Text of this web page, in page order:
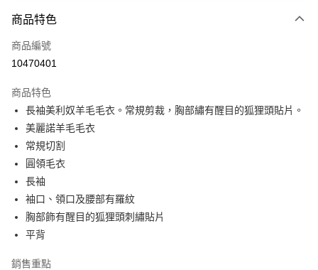
ATM付款
每筆NT$100，滿NT$3,000(含以上)免運費
付款後萊爾富取貨
每筆NT$100
付款後7-11取貨
每筆NT$100，滿NT$3,000(含以上)免運費
宅配
每筆NT$100，滿NT$3,000(含以上)免運費
商品特色
商品編號
10470401
商品特色
長袖美利奴羊毛毛衣。常規剪裁，胸部繡有醒目的狐狸頭貼片。
美麗諾羊毛毛衣
常規切割
圓領毛衣
長袖
袖口、領口及腰部有羅紋
胸部飾有醒目的狐狸頭刺繡貼片
平背
銷售重點